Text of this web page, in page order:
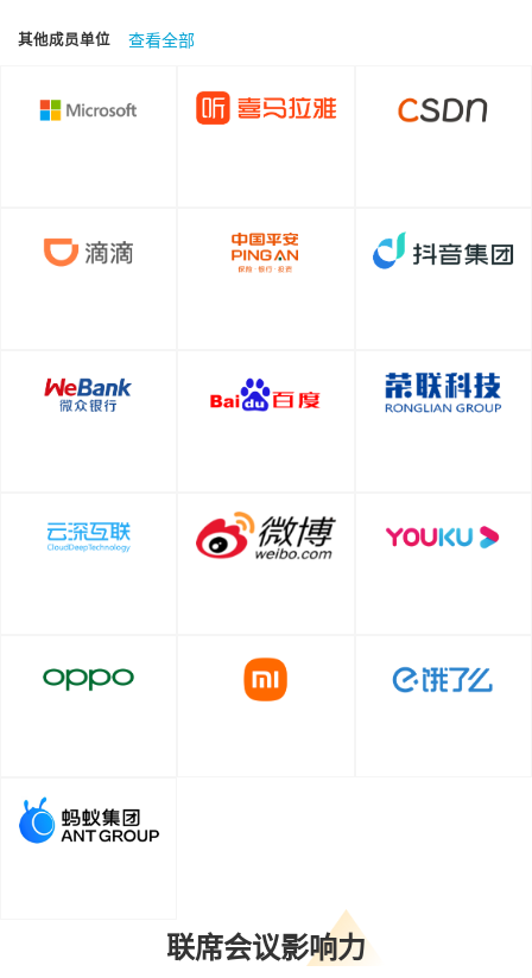
其他成员单位 查看全部
联席会议影响力